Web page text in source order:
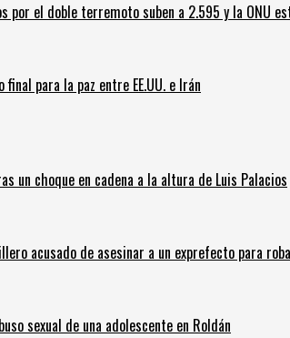
por el doble terremoto suben a 2.595 y la ONU
para la paz entre EE.UU. e Irán
un choque en cadena a la altura de Luis Palacios
acusado de asesinar a un exprefecto para
sexual de una adolescente en Roldán